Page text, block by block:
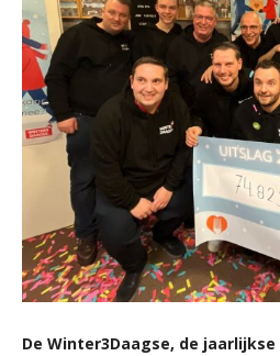
De Winter3Daagse, de